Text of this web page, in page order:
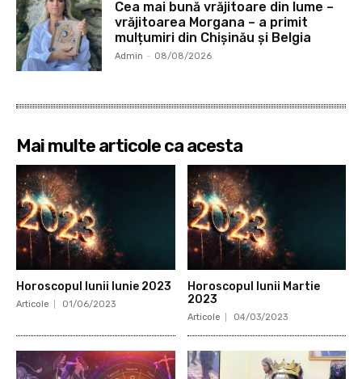
Cea mai bună vrăjitoare din lume –
vrăjitoarea Morgana – a primit
mulțumiri din Chișinău și Belgia
Admin - 08/08/2026
Mai multe articole ca acesta
Horoscopul lunii Iunie 2023
Articole 01/06/2023
Horoscopul lunii Martie
2023
Articole 04/03/2023